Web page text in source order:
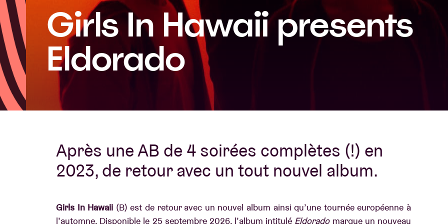
Infos visiteurs
AB ❤ you
À propos de l'AB
Girls In Hawaii presents
Eldorado
Après une AB de 4 soirées complètes (!) en
2023, de retour avec un tout nouvel album.
Girls In Hawaii (B) est de retour avec un nouvel album ainsi qu’une tournée européenne à
l’automne. Disponible le 25 septembre 2026, l’album intitulé Eldoradomarque un nouveau